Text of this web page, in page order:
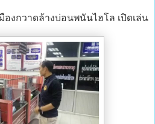
องกวาดล้างบ่อนพนันไฮโล เปิดเล่น